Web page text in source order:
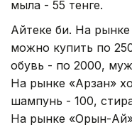
мыла - 55 тенге.
Айтеке би. На
можно купить по
обувь - по 2000,
На рынке «Арзан»
шампунь - 100,
На рынке «Орын-